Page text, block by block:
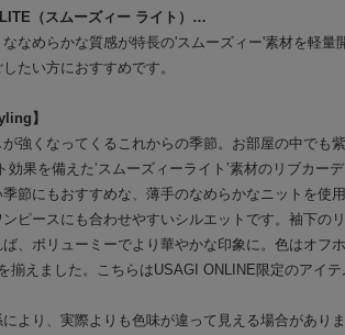
（スムーズィー ライト）…
ななめらかな質感が特長の'スムーズィー'素材を軽量
たい方におすすめです。
】
が強くなってくるこれからの季節。お部屋の中でも
効果を備えた’スムーズィーライト’素材のリブカー
季節にもおすすめな、薄手のなめらかなニットを使
ピースにも合わせやすいシルエットです。袖下の
、ボリューミーでより華やかな印象に。色はオフホ
揃えました。こちらはUSAGI ONLINE限定のアイテ
より、実際よりも色味が違って見える場合がありま